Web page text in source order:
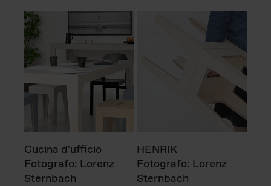
Cucina d'ufficio
Fotografo: Lorenz
Sternbach
HENRIK
Fotografo: Lorenz
Sternbach